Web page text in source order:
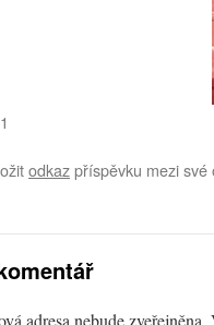
odkazpříspěvku mezi své
adresa nebude zveřejněna.